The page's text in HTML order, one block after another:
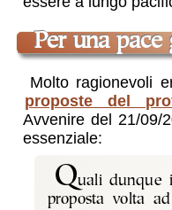
Per una
Molto ragionevoli
proposte del
Avvenire del 21/09/
essenziale:
Quali dunque
proposta volta